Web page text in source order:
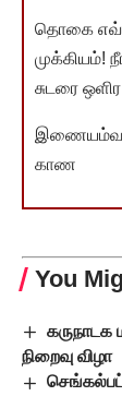
தொகை
முக்கியம்!
சுடரை
காண
You
கருநாடக
நிறைவு விழா